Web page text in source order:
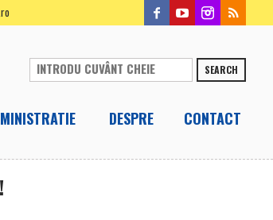
SEARCH
DESPRE CONTACT